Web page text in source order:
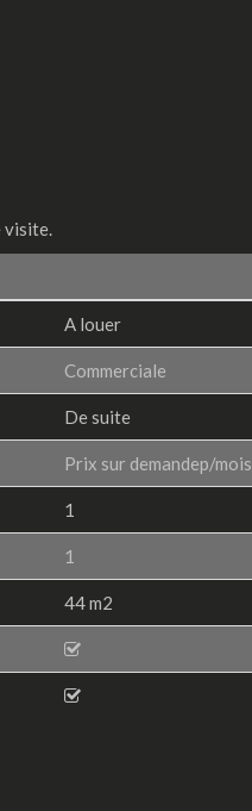
visite.
A louer
Commerciale
De suite
Prix sur demandep/mois
1
1
44 m2